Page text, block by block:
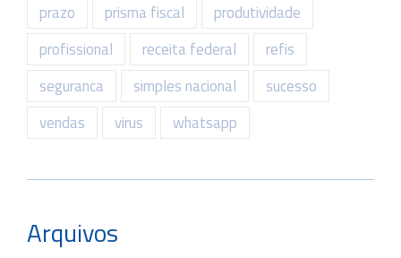
prazo
prisma fiscal
produtividade
profissional
receita federal
refis
seguranca
simples nacional
sucesso
vendas
virus whatsapp
Arquivos